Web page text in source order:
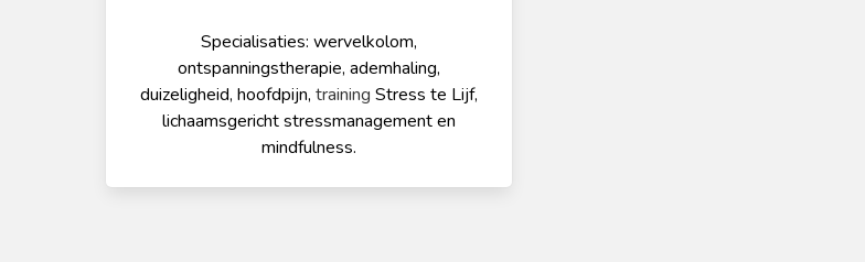
Specialisaties: wervelkolom,
ontspanningstherapie, ademhaling,
duizeligheid, hoofdpijn, training Stress te Lijf,
lichaamsgericht stressmanagement en
mindfulness.